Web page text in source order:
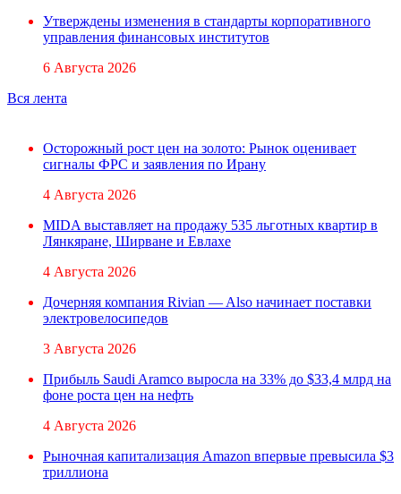
Утверждены изменения в стандарты корпоративного
управления финансовых институтов
6 Августа 2026
Вся лента
Осторожный рост цен на золото: Рынок оценивает
сигналы ФРС и заявления по Ирану
4 Августа 2026
MIDA выставляет на продажу 535 льготных квартир в
Лянкяране, Ширване и Евлахе
4 Августа 2026
Дочерняя компания Rivian — Also начинает поставки
электровелосипедов
3 Августа 2026
Прибыль Saudi Aramco выросла на 33% до $33,4 млрд на
фоне роста цен на нефть
4 Августа 2026
Рыночная капитализация Amazon впервые превысила $3
триллиона